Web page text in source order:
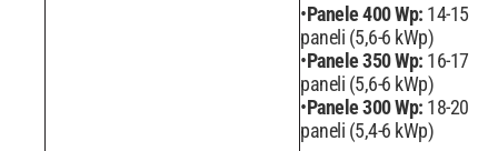
Panele 400 Wp: 14-15
paneli (5,6-6 kWp)
Panele 350 Wp: 16-17
paneli (5,6-6 kWp)
Panele 300 Wp: 18-20
paneli (5,4-6 kWp)